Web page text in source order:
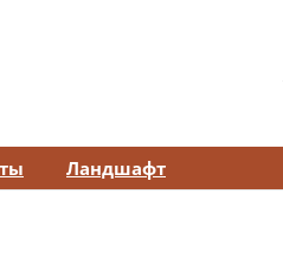
Ландшафт